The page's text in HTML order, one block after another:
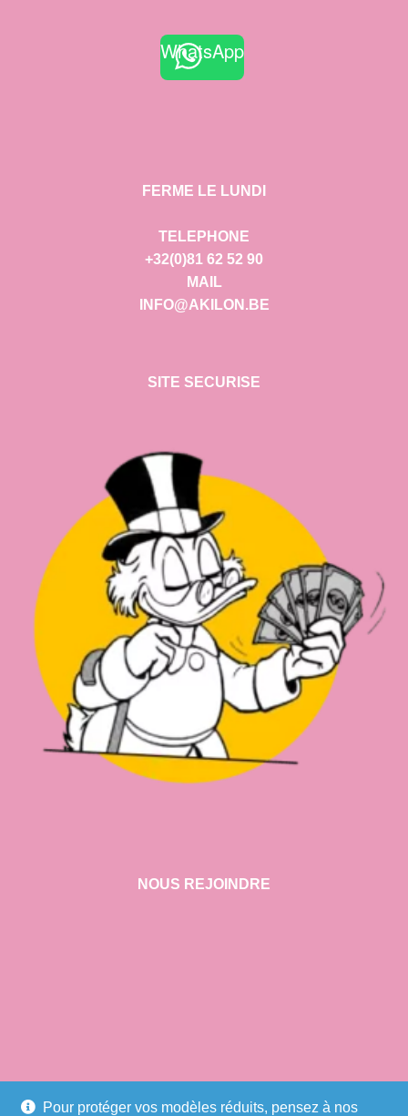
Pour protéger vos modèles réduits, pensez à nos
WhatsApp
FERME LE LUNDI
TELEPHONE
+32(0)81 62 52 90
MAIL
INFO@AKILON.BE
SITE SECURISE
NOUS REJOINDRE